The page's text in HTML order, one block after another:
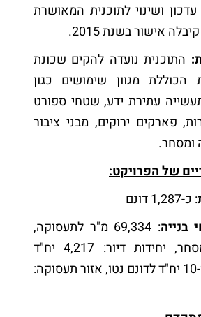
ושינוי לתוכנית המאושרת
התוכנית נועדה להקים שכונת
הכוללת מגוון שימושים כגון
עתירת ידע, שטחי ספורט
פארקים ירוקים, מבני ציבור
ומסחר.
של הפרויקט:
: כ-1,287 דונם
בנייה
: 69,334 מ"ר לתעסוקה,
6,000 מ"ר למסחר, יחידות דיור: 4,217 יח"ד
בצפיפות של 10-23 יח"ד לדונם נטו, אזור תעסוקה: